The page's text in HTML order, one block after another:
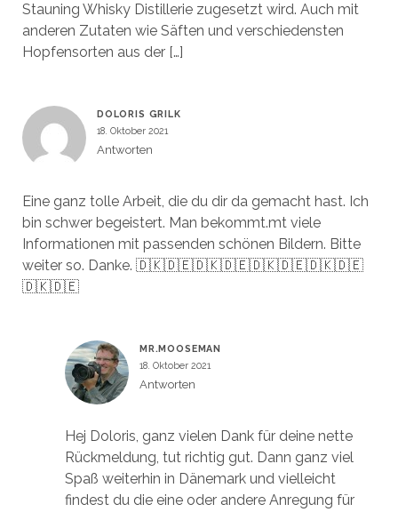
Stauning Whisky Distillerie zugesetzt wird. Auch mit
anderen Zutaten wie Säften und verschiedensten
Hopfensorten aus der […]
DOLORIS GRILK
18. Oktober 2021
Antworten
Eine ganz tolle Arbeit, die du dir da gemacht hast. Ich
bin schwer begeistert. Man bekommt.mt viele
Informationen mit passenden schönen Bildern. Bitte
weiter so. Danke. 🇩🇰🇩🇪🇩🇰🇩🇪🇩🇰🇩🇪🇩🇰🇩🇪
🇩🇰🇩🇪
MR.MOOSEMAN
18. Oktober 2021
Antworten
Hej Doloris, ganz vielen Dank für deine nette
Rückmeldung, tut richtig gut. Dann ganz viel
Spaß weiterhin in Dänemark und vielleicht
findest du die eine oder andere Anregung für